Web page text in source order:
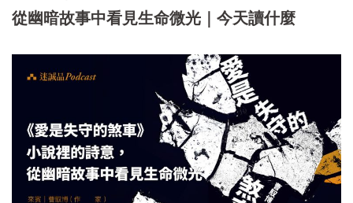
從幽暗故事中看見生命微光｜今天讀什麼